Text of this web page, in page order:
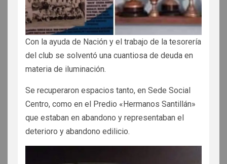
Con la ayuda de Nación y el trabajo de la tesorería
del club se solventó una cuantiosa de deuda en
materia de iluminación.
Se recuperaron espacios tanto, en Sede Social
Centro, como en el Predio «Hermanos Santillán»
que estaban en abandono y representaban el
deterioro y abandono edilicio.